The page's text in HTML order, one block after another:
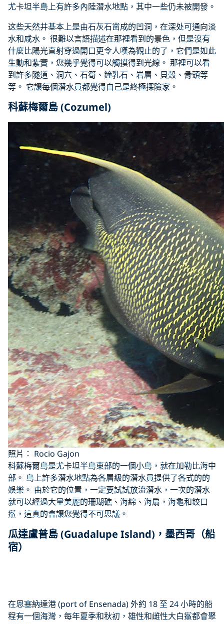
尤卡坦半島上有許多內陸潛水地點，其中一些仍未被開發。
这些天然井基本上是由石灰石凿成的凹洞，在深处可通向淡
水和咸水。 很難以言語描述在那裡看到的景色，但是沒有
什麼比陽光直射穿過開口更令人嘆為觀止的了，它們是如此
生動和紮實，您幾乎覺得可以觸摸得到光線。 那裡可以看
到許多隧道、洞穴、石筍、鐘乳石、岩層、貝殼、骨頭等
等。 它讓每個潛水員都覺得自己是終極探險家。
科蘇梅爾島 (Cozumel)
照片： Rocio Gajon
科蘇梅爾島是尤卡坦半島東部的一個小島，就在加勒比海中
部。 島上許多潛水地點為各層級的潛水員提供了各式的的
娛樂。 由於它的位置，一定要試試放流潛水，一次的潛水
就可以經過大量美麗的珊瑚礁、海綿、海扇，海龜和鉸口
鯊，這真的會讓您覺得不可思議。
瓜達盧普島 (Guadalupe Island)，墨西哥（船
宿）
在恩塞納達港 (port of Ensenada) 外約 18 至 24 小時的船
程有一個海灣，每年夏季和秋初，雄性和雌性大白鯊都會聚